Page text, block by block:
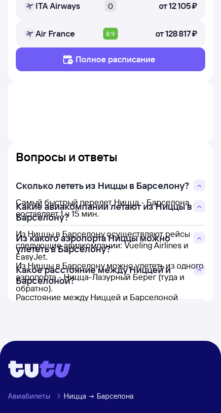
ITA Airways 0 от12 ⁠105 ⁠₽
Air France 8.9 от128 ⁠817 ⁠₽
Полное расписание
Вопросы и ответы
Сколько лететь из Ниццы в Барселону?
Самый быстрый перелет Ницца - Барселона
составляет 1 ч 15 мин.
Какие авиакомпании летают из Ниццы в
Барселону?
Из Ниццы в Барселону осуществляют рейсы
следующие авиакомпании: Vueling Airlines и
EasyJet.
Из какого аэропорта Ниццы можно
улететь в Барселону?
Из Ниццы в Барселону можно улететь из одного
аэропорта - Ницца-Лазурный Берег (туда и
обратно).
Какое расстояние между Ниццей и
Барселоной?
Расстояние между Ниццей и Барселоной
Авиабилеты Ницца Барселона